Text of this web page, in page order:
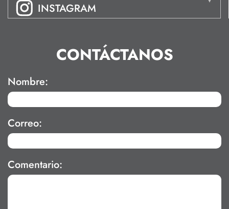
INSTAGRAM
CONTÁCTANOS
Nombre:
Correo:
Comentario: